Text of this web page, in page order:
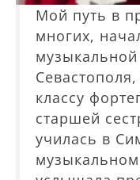
Мой путь в
многих,
классу
старшей
училась в